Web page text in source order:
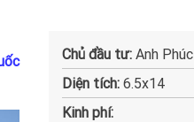
Chủ đầu tư: Anh Phúc
Diện tích: 6.5x14
Kinh phí: